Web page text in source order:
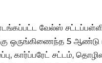
வேல்ஸ்
ஒருங்கிணைந்த 5 ஆண்டு
கார்ப்பரேட் சட்டம்,